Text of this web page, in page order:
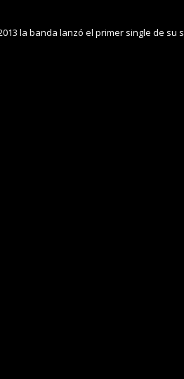
la banda lanzó el primer single de su